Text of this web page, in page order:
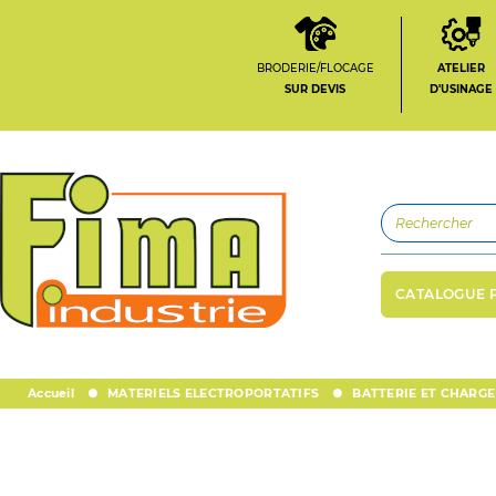
BRODERIE/FLOCAGE
SUR DEVIS
ATELIER
D'USINAGE
CATALOGUE
Accueil MATERIELS ELECTROPORTATIFS BATTERIE ET CHARGE